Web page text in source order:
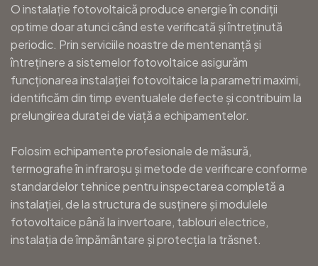
O instalație fotovoltaică produce energie în condiții
optime doar atunci când este verificată și întreținută
periodic. Prin serviciile noastre de mentenanță și
întreținere a sistemelor fotovoltaice asigurăm
funcționarea instalației fotovoltaice la parametri maximi,
identificăm din timp eventualele defecte și contribuim la
prelungirea duratei de viață a echipamentelor.
Folosim echipamente profesionale de măsură,
termografie în infraroșu și metode de verificare conforme
standardelor tehnice pentru inspectarea completă a
instalației, de la structura de susținere și modulele
fotovoltaice până la invertoare, tablouri electrice,
instalația de împământare și protecția la trăsnet.